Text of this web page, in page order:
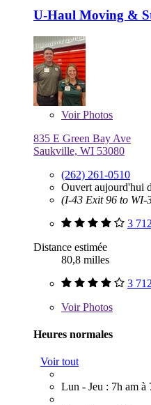
U-Haul Moving &
VoirPhotos
835 E Green Bay Ave
Saukville, WI 53080
(262) 261-0510
Ouvert aujourd'hui
(I-43 Exit 96 to WI-
3
Distance estimée
80,8 milles
3
VoirPhotos
Heures normales
Voir tout
Lun - Jeu : 7h am à